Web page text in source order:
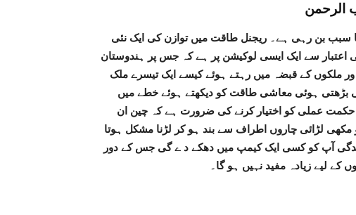
الرحمن
بن رہی ہے۔ ریجنل طاقت میں توازن کی ایک نئی
سے ایک ایسی لوکیشن پر ہے کہ جس پر ہندوستان
ملکوں کے قبضہ میں رہتے ہوئے کیسے ایک تیسرے ملک
بڑھتی ہوئی معاشی طاقت کو دیکھتے ہوئے خطے میں
حکمت عملی کو اختیار کرنے کی ضرورت ہے کہ چین ان
لڑائی چاروں اطراف سے بند ہو کر لڑنا مشکل ہوتا
آپ کو کسی ایک کیمپ میں دھکے د ے گی جس کے دور
کے لیے زیادہ مفید نہیں ہو گا۔